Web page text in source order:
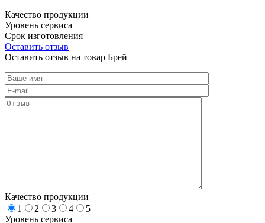
Качество продукции
Уровень сервиса
Срок изготовления
Оставить отзыв
Оставить отзыв на товар Брей
Качество продукции
1
2 3 4
5
Уровень сервиса